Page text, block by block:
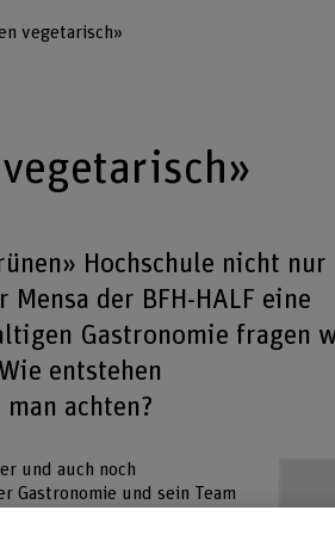
vegetarisch»
Hochschule nicht nur
der BFH-HALF eine
Gastronomie fragen
entstehen
achten?
und auch noch
Gastronomie und sein Team
mit grossem Engagement